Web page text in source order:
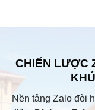
CHIẾN LƯỢC
Nền tảng Zalo đòi